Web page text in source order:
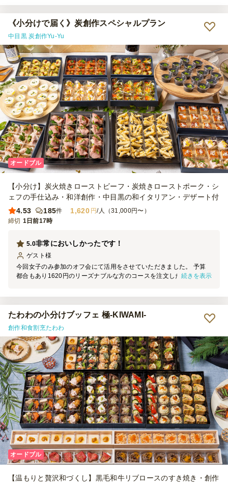
《小分けで届く》炭創作スペシャルプラン
中目黒 炭創作Yu-Yu
オードブル
【小分け】炭火焼きローストビーフ・炭焼きローストポーク・シ
ェフの手仕込み・和洋創作・中目黒の和イタリアン・デザート付
4.53
185件 1,620 円/人（31,000円〜）
締切 1日前17時
非常においしかったです！
5.0
ゲスト 様
今回女子のみ参加のオフ会にて活用をさせていただきました。 予算
都合もあり1620円のリーズナブルな方のコースを注文したのです
30分程度時間があったため、 まずは口にできるものをとパンを用意
したのですが、 それが余るほどにはボリュームがしっかりあった印
象です。 ただ、もし男性がいらっしゃった場合や、とてもたくさん
召し上がる方が多い場合には、 もう一つ上のコースか、追加のオプ
ションを頼まれるとちょうどいいかもしれません。 少なくともわい
わいと話しながらの女子オフ会にはぴったりのボリュームでした！
カトラリーもつけてくださり、非常に助かりました！ 本当にありが
とうございました、また活用させていただきます！
続きを表示
たわわの小分けブッフェ 極-KIWAMI-
創作和食割烹たわわ
オードブル
【温もりと贅沢和づくし】黒毛和牛リブロースのすき焼き・創作